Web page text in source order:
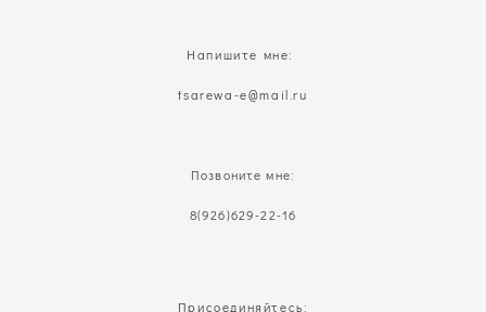
Напишите мне:
tsarewa-e@mail.ru
Позвоните мне:
8(926)629-22-16
Присоединяйтесь: